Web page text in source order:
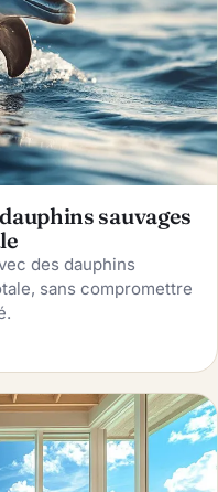
sauvages
des dauphins
sans compromettre